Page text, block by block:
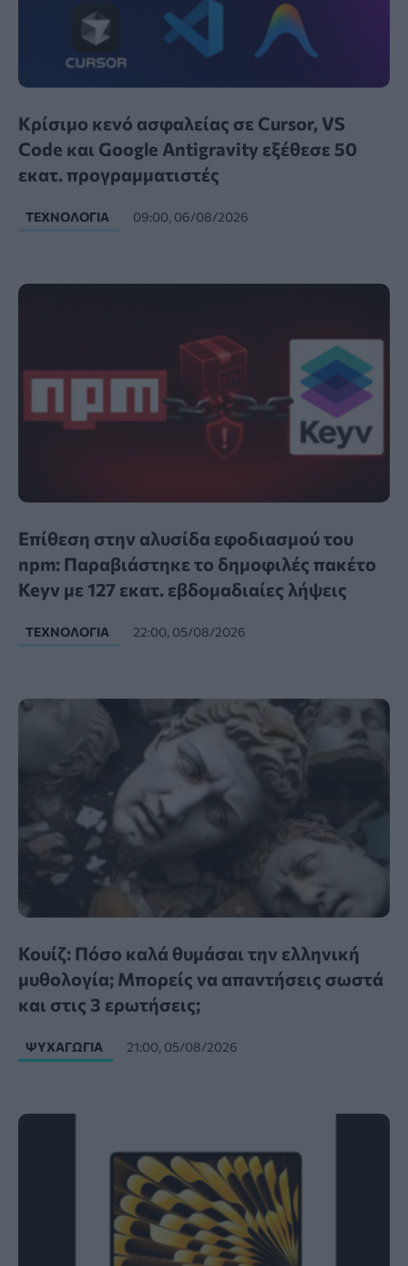
Κρίσιμο κενό ασφαλείας σε Cursor, VS
Code και Google Antigravity εξέθεσε 50
εκατ. προγραμματιστές
ΤΕΧΝΟΛΟΓΊΑ 09:00, 06/08/2026
Επίθεση στην αλυσίδα εφοδιασμού του
npm: Παραβιάστηκε το δημοφιλές πακέτο
Keyv με 127 εκατ. εβδομαδιαίες λήψεις
ΤΕΧΝΟΛΟΓΊΑ 22:00, 05/08/2026
Κουίζ: Πόσο καλά θυμάσαι την ελληνική
μυθολογία; Μπορείς να απαντήσεις σωστά
και στις 3 ερωτήσεις;
ΨΥΧΑΓΩΓΊΑ 21:00, 05/08/2026